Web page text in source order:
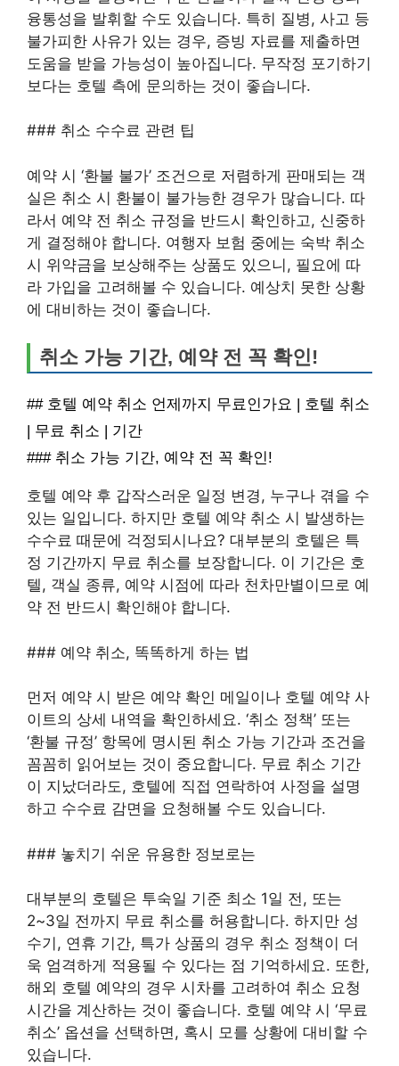
융통성을 발휘할 수도 있습니다. 특히 질병, 사고 등
불가피한 사유가 있는 경우, 증빙 자료를 제출하면
도움을 받을 가능성이 높아집니다. 무작정 포기하기
보다는 호텔 측에 문의하는 것이 좋습니다.
### 취소 수수료 관련 팁
예약 시 ‘환불 불가’ 조건으로 저렴하게 판매되는 객
실은 취소 시 환불이 불가능한 경우가 많습니다. 따
라서 예약 전 취소 규정을 반드시 확인하고, 신중하
게 결정해야 합니다. 여행자 보험 중에는 숙박 취소
시 위약금을 보상해주는 상품도 있으니, 필요에 따
라 가입을 고려해볼 수 있습니다. 예상치 못한 상황
에 대비하는 것이 좋습니다.
취소 가능 기간, 예약 전 꼭 확인!
## 호텔 예약 취소 언제까지 무료인가요 | 호텔 취소
| 무료 취소 | 기간
### 취소 가능 기간, 예약 전 꼭 확인!
호텔 예약 후 갑작스러운 일정 변경, 누구나 겪을 수
있는 일입니다. 하지만 호텔 예약 취소 시 발생하는
수수료 때문에 걱정되시나요? 대부분의 호텔은 특
정 기간까지 무료 취소를 보장합니다. 이 기간은 호
텔, 객실 종류, 예약 시점에 따라 천차만별이므로 예
약 전 반드시 확인해야 합니다.
### 예약 취소, 똑똑하게 하는 법
먼저 예약 시 받은 예약 확인 메일이나 호텔 예약 사
이트의 상세 내역을 확인하세요. ‘취소 정책’ 또는
‘환불 규정’ 항목에 명시된 취소 가능 기간과 조건을
꼼꼼히 읽어보는 것이 중요합니다. 무료 취소 기간
이 지났더라도, 호텔에 직접 연락하여 사정을 설명
하고 수수료 감면을 요청해볼 수도 있습니다.
### 놓치기 쉬운 유용한 정보로는
대부분의 호텔은 투숙일 기준 최소 1일 전, 또는
2~3일 전까지 무료 취소를 허용합니다. 하지만 성
수기, 연휴 기간, 특가 상품의 경우 취소 정책이 더
욱 엄격하게 적용될 수 있다는 점 기억하세요. 또한,
해외 호텔 예약의 경우 시차를 고려하여 취소 요청
시간을 계산하는 것이 좋습니다. 호텔 예약 시 ‘무료
취소’ 옵션을 선택하면, 혹시 모를 상황에 대비할 수
있습니다.